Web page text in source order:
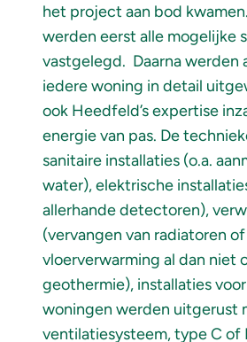
het project aan bod
werden eerst alle mogelijke
vastgelegd. Daarna werden
iedere woning in detail
ook Heedfeld’s expertise
energie van pas. De
sanitaire installaties (o.a.
water), elektrische
allerhande detectoren),
(vervangen van radiatoren
vloerverwarming al dan niet
geothermie), installaties
woningen werden uitgerust
ventilatiesysteem, type C of